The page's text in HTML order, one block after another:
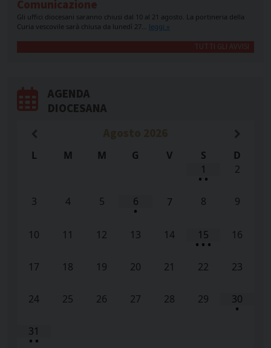
Comunicazione
Gli uffici diocesani saranno chiusi dal 10 al 21 agosto. La portineria della
Curia vescovile sarà chiusa da lunedì 27… leggi »
TUTTI GLI AVVISI
AGENDA
DIOCESANA
L M M G V S
D
1
• •
2
3 4 5 6
•
7 8 9
10 11 12 13 14 15
• • •
16
17 18 19 20 21 22 23
24 25 26 27 28 29 30
•
31
• •